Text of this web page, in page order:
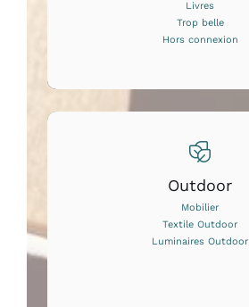
Livres
Trop belle
Hors connexion
Outdoor
Mobilier
Textile Outdoor
Luminaires Outdoor